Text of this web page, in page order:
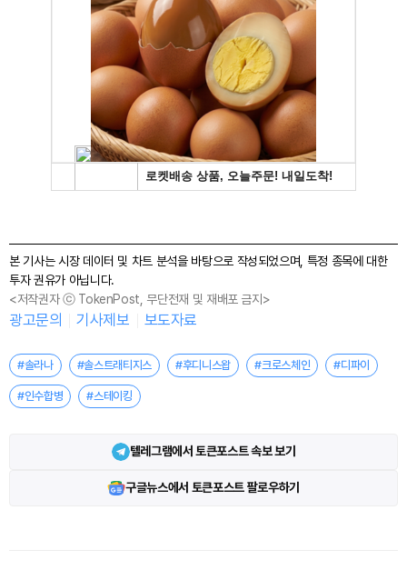
본 기사는 시장 데이터 및 차트 분석을 바탕으로 작성되었으며, 특정 종목에 대한
투자 권유가 아닙니다.
<저작권자 ⓒ TokenPost, 무단전재 및 재배포 금지>
광고문의 기사제보 보도자료
#솔라나 #솔스트래티지스 #후디니스왑 #크로스체인 #디파이
#인수합병 #스테이킹
텔레그램에서 토큰포스트 속보 보기
구글뉴스에서 토큰포스트 팔로우하기